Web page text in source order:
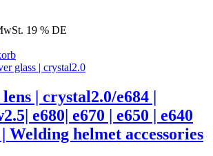
19 % DE
| crystal2.0/e684 |
e680| e670 | e650 | e640
Welding helmet accessories